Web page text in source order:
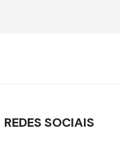
REDES SOCIAIS